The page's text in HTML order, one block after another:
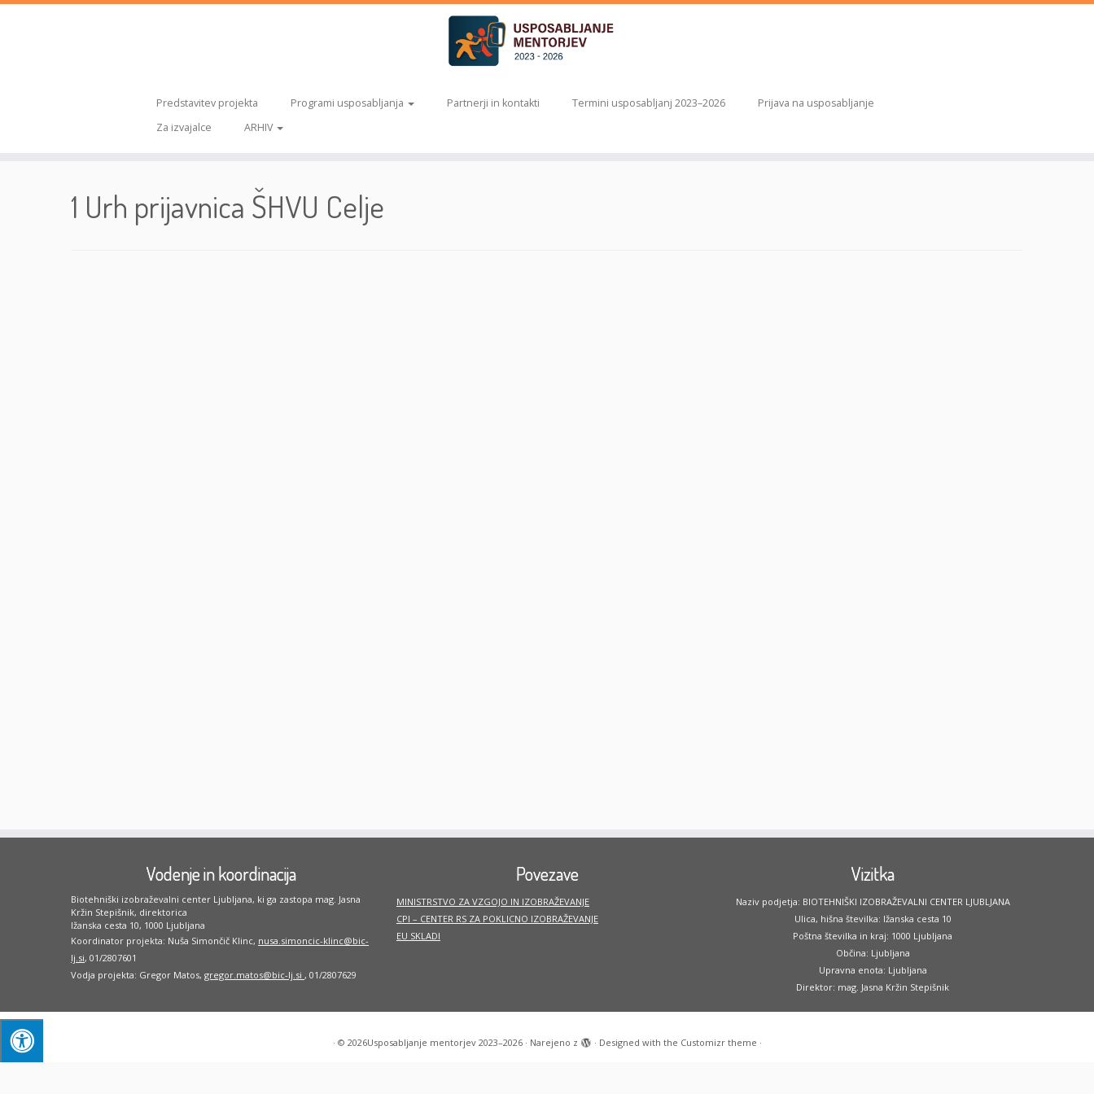
Predstavitev projekta Programi usposabljanja Partnerji in kontakti Termini usposabljanj 2023–2026
Prijava na usposabljanje
Za izvajalce
ARHIV
1 Urh prijavnica ŠHVU Celje
Vodenje in koordinacija
Biotehniški izobraževalni center Ljubljana, ki ga zastopa mag. Jasna
Kržin Stepišnik, direktorica
Ižanska cesta 10, 1000 Ljubljana
Koordinator projekta: Nuša Simončič Klinc, nusa.simoncic-klinc@bic-
lj.si, 01/2807601
Vodja projekta: Gregor Matos, gregor.matos@bic-lj.si , 01/2807629
Povezave
MINISTRSTVO ZA VZGOJO IN IZOBRAŽEVANJE
CPI – CENTER RS ZA POKLICNO IZOBRAŽEVANJE
EU SKLADI
Vizitka
Naziv podjetja: BIOTEHNIŠKI IZOBRAŽEVALNI CENTER LJUBLJANA
Ulica, hišna številka: Ižanska cesta 10
Poštna številka in kraj: 1000 Ljubljana
Občina: Ljubljana
Upravna enota: Ljubljana
Direktor: mag. Jasna Kržin Stepišnik
· © 2026Usposabljanje mentorjev 2023–2026· Narejeno z · Designed with the Customizr theme ·